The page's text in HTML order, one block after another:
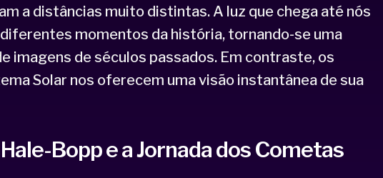
a distâncias muito distintas. A luz que chega até nós
momentos da história, tornando-se uma
imagens de séculos passados. Em contraste, os
Solar nos oferecem uma visão instantânea de sua
Bopp e a Jornada dos Cometas